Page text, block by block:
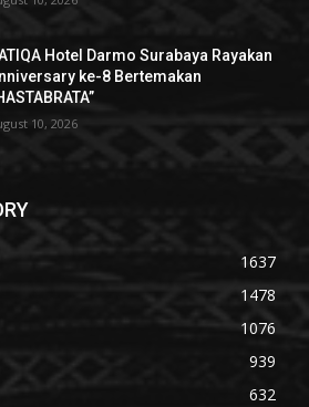
Hotel Darmo Surabaya Rayakan
ke-8 Bertemakan
10, 2026
1637
1478
1076
939
632